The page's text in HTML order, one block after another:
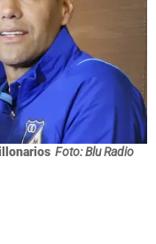
Foto: Blu Radio